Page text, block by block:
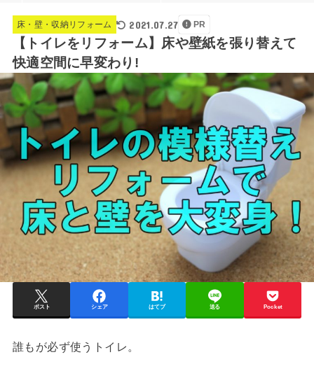
床・壁・収納リフォーム 2021.07.27 PR
【トイレをリフォーム】床や壁紙を張り替えて
快適空間に早変わり!
ポスト シェア はてブ 送る Pocket
誰もが必ず使うトイレ。